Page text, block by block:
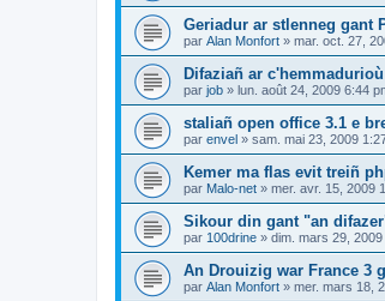
Geriadur ar stlenneg gant
par Alan Monfort » mar. oct. 27,
Difaziañ ar c'hemmadurioù
par job » lun. août 24, 2009 6:44
staliañ open office 3.1 e
par envel » sam. mai 23, 2009
Kemer ma flas evit treiñ
par Malo-net » mer. avr. 15, 2009
Sikour din gant "an
par 100drine » dim. mars 29,
An Drouizig war France 3
par Alan Monfort » mer. mars 18,